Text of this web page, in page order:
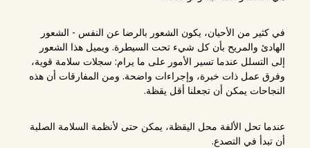
في كثير من الأحيان، يكون الشعور بالرضا عن النفس - الشعور
الهادئ والمريح بأن كل شيء تحت السيطرة. ويميل هذا الشعور
إلى التسلل عندما تسير الأمور على ما يرام: سجلات سلامة قوية،
وفرق عمل ذات خبرة، وإجراءات واضحة. ومن المفارقات أن هذه
النجاحات يمكن أن تجعلنا أقل يقظة.
عندما تحل الألفة محل اليقظة، يمكن حتى لأنظمة السلامة الصلبة
أن تبدأ في التصدع.